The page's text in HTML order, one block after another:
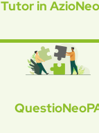
Tutor in